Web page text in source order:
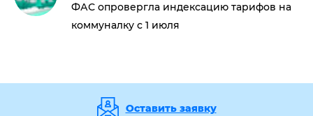
ФАС опровергла индексацию тарифов на
коммуналку с 1 июля
Оставить заявку